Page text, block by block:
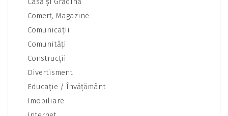
Comerţ, Magazine
Comunicaţii
Comunităţi
Construcţii
Divertisment
Educaţie / Învăţământ
Imobiliare